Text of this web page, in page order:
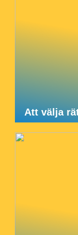
Att välja